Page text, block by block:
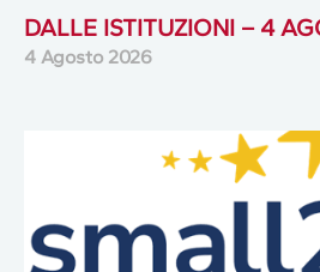
DALLE ISTITUZIONI – 4
4 Agosto 2026